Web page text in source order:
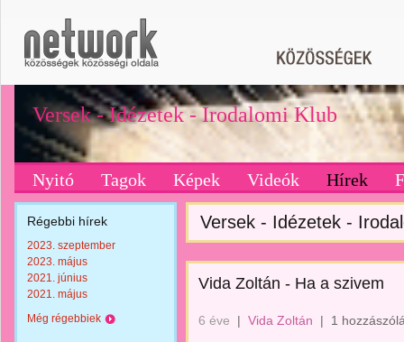
Versek - Idézetek - Irodalomi Klub
Nyitó Tagok Képek Videók Hírek
Régebbi hírek
2023. szeptember
2023. május
2021. június
2021. május
Még régebbiek
Versek - Idézetek -
Vida Zoltán - Ha a szivem
6 éve | Vida Zoltán | 1